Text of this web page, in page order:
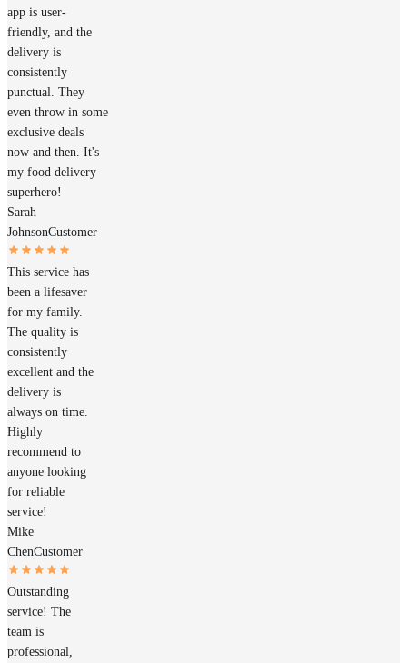
app is user-
friendly, and the
delivery is
consistently
punctual. They
even throw in some
exclusive deals
now and then. It's
my food delivery
superhero!
Sarah
JohnsonCustomer
This service has
been a lifesaver
for my family.
The quality is
consistently
excellent and the
delivery is
always on time.
Highly
recommend to
anyone looking
for reliable
service!
Mike
ChenCustomer
Outstanding
service! The
team is
professional,